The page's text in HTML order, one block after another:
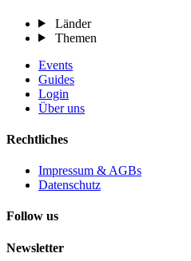
Länder
Themen
Events
Guides
Login
Über uns
Rechtliches
Impressum & AGBs
Datenschutz
Follow us
Newsletter